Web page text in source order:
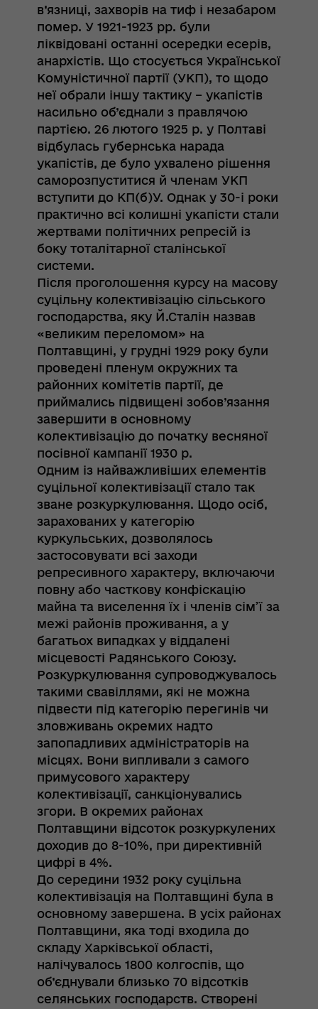
в’язниці, захворів на тиф і незабаром
помер. У 1921-1923 рр. були
ліквідовані останні осередки есерів,
анархістів. Що стосується Української
Комуністичної партії (УКП), то щодо
неї обрали іншу тактику – укапістів
насильно об’єднали з правлячою
партією. 26 лютого 1925 р. у Полтаві
відбулась губернська нарада
укапістів, де було ухвалено рішення
саморозпуститися й членам УКП
вступити до КП(б)У. Однак у 30-і роки
практично всі колишні укапісти стали
жертвами політичних репресій із
боку тоталітарної сталінської
системи.
Після проголошення курсу на масову
суцільну колективізацію сільського
господарства, яку Й.Сталін назвав
«великим переломом» на
Полтавщині, у грудні 1929 року були
проведені пленум окружних та
районних комітетів партії, де
приймались підвищені зобов’язання
завершити в основному
колективізацію до початку весняної
посівної кампанії 1930 р.
Одним із найважливіших елементів
суцільної колективізації стало так
зване розкуркулювання. Щодо осіб,
зарахованих у категорію
куркульських, дозволялось
застосовувати всі заходи
репресивного характеру, включаючи
повну або часткову конфіскацію
майна та виселення їх і членів сім’ї за
межі районів проживання, а у
багатьох випадках у віддалені
місцевості Радянського Союзу.
Розкуркулювання супроводжувалось
такими свавіллями, які не можна
підвести під категорію перегинів чи
зловживань окремих надто
запопадливих адміністраторів на
місцях. Вони випливали з самого
примусового характеру
колективізації, санкціонувались
згори. В окремих районах
Полтавщини відсоток розкуркулених
доходив до 8-10%, при директивній
цифрі в 4%.
До середини 1932 року суцільна
колективізація на Полтавщині була в
основному завершена. В усіх районах
Полтавщини, яка тоді входила до
складу Харківської області,
налічувалось 1800 колгоспів, що
об’єднували близько 70 відсотків
селянських господарств. Створені